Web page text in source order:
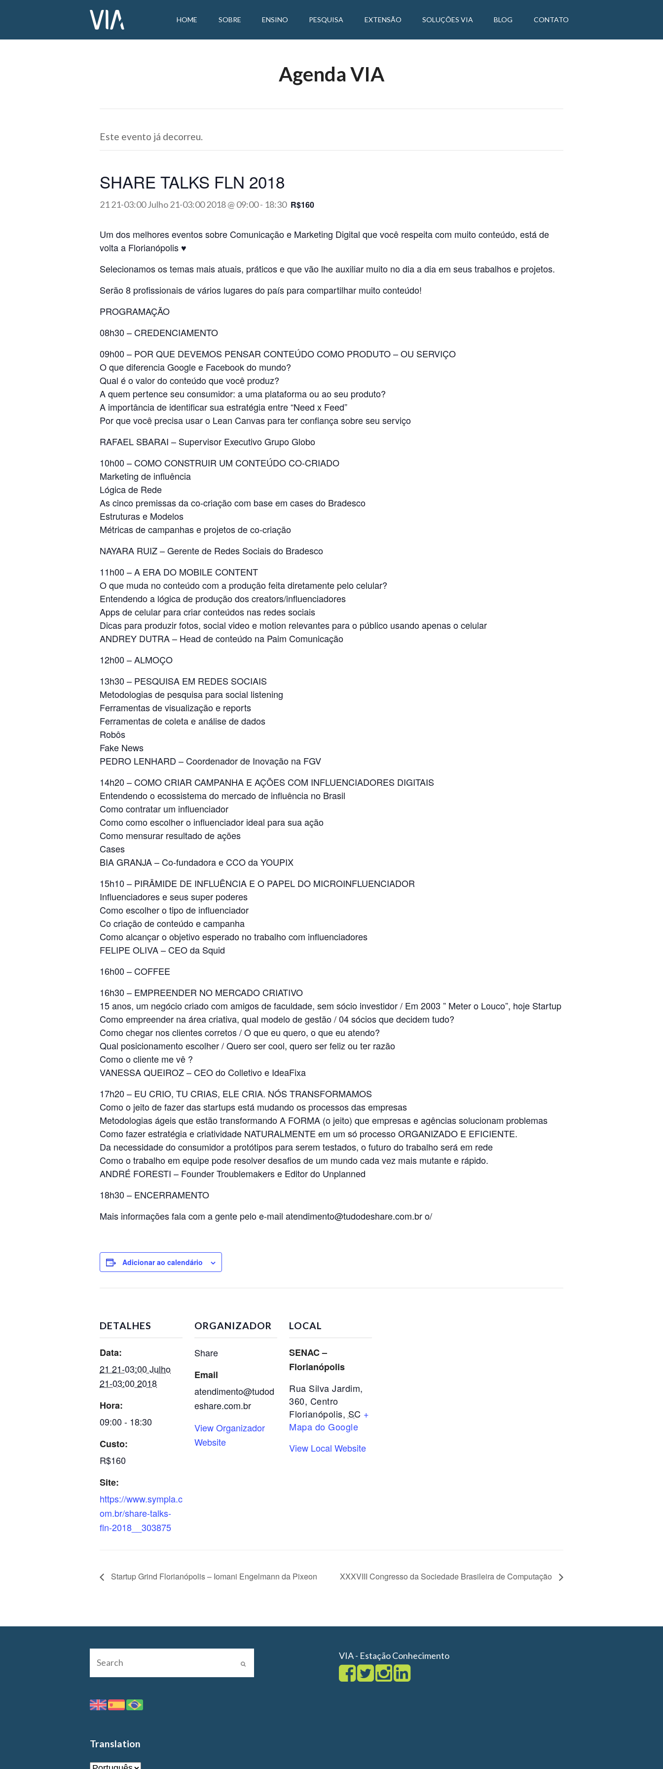
HOME SOBRE ENSINO PESQUISA EXTENSÃO SOLUÇÕES VIA BLOG CONTATO
Agenda VIA
Este evento já decorreu.
SHARE TALKS FLN 2018
21 21-03:00 Julho 21-03:00 2018 @ 09:00- 18:30 R$160
Um dos melhores eventos sobre Comunicação e Marketing Digital que você respeita com muito conteúdo, está de
volta a Florianópolis ♥
Selecionamos os temas mais atuais, práticos e que vão lhe auxiliar muito no dia a dia em seus trabalhos e projetos.
Serão 8 profissionais de vários lugares do país para compartilhar muito conteúdo!
PROGRAMAÇÃO
08h30 – CREDENCIAMENTO
09h00 – POR QUE DEVEMOS PENSAR CONTEÚDO COMO PRODUTO – OU SERVIÇO
O que diferencia Google e Facebook do mundo?
Qual é o valor do conteúdo que você produz?
A quem pertence seu consumidor: a uma plataforma ou ao seu produto?
A importância de identificar sua estratégia entre “Need x Feed”
Por que você precisa usar o Lean Canvas para ter confiança sobre seu serviço
RAFAEL SBARAI – Supervisor Executivo Grupo Globo
10h00 – COMO CONSTRUIR UM CONTEÚDO CO-CRIADO
Marketing de influência
Lógica de Rede
As cinco premissas da co-criação com base em cases do Bradesco
Estruturas e Modelos
Métricas de campanhas e projetos de co-criação
NAYARA RUIZ – Gerente de Redes Sociais do Bradesco
11h00 – A ERA DO MOBILE CONTENT
O que muda no conteúdo com a produção feita diretamente pelo celular?
Entendendo a lógica de produção dos creators/influenciadores
Apps de celular para criar conteúdos nas redes sociais
Dicas para produzir fotos, social video e motion relevantes para o público usando apenas o celular
ANDREY DUTRA – Head de conteúdo na Paim Comunicação
12h00 – ALMOÇO
13h30 – PESQUISA EM REDES SOCIAIS
Metodologias de pesquisa para social listening
Ferramentas de visualização e reports
Ferramentas de coleta e análise de dados
Robôs
Fake News
PEDRO LENHARD – Coordenador de Inovação na FGV
14h20 – COMO CRIAR CAMPANHA E AÇÕES COM INFLUENCIADORES DIGITAIS
Entendendo o ecossistema do mercado de influência no Brasil
Como contratar um influenciador
Como como escolher o influenciador ideal para sua ação
Como mensurar resultado de ações
Cases
BIA GRANJA – Co-fundadora e CCO da YOUPIX
15h10 – PIRÂMIDE DE INFLUÊNCIA E O PAPEL DO MICROINFLUENCIADOR
Influenciadores e seus super poderes
Como escolher o tipo de influenciador
Co criação de conteúdo e campanha
Como alcançar o objetivo esperado no trabalho com influenciadores
FELIPE OLIVA – CEO da Squid
16h00 – COFFEE
16h30 – EMPREENDER NO MERCADO CRIATIVO
15 anos, um negócio criado com amigos de faculdade, sem sócio investidor / Em 2003 ” Meter o Louco”, hoje Startup
Como empreender na área criativa, qual modelo de gestão / 04 sócios que decidem tudo?
Como chegar nos clientes corretos / O que eu quero, o que eu atendo?
Qual posicionamento escolher / Quero ser cool, quero ser feliz ou ter razão
Como o cliente me vê ?
VANESSA QUEIROZ – CEO do Colletivo e IdeaFixa
17h20 – EU CRIO, TU CRIAS, ELE CRIA. NÓS TRANSFORMAMOS
Como o jeito de fazer das startups está mudando os processos das empresas
Metodologias ágeis que estão transformando A FORMA (o jeito) que empresas e agências solucionam problemas
Como fazer estratégia e criatividade NATURALMENTE em um só processo ORGANIZADO E EFICIENTE.
Da necessidade do consumidor a protótipos para serem testados, o futuro do trabalho será em rede
Como o trabalho em equipe pode resolver desafios de um mundo cada vez mais mutante e rápido.
ANDRÉ FORESTI – Founder Troublemakers e Editor do Unplanned
18h30 – ENCERRAMENTO
Mais informações fala com a gente pelo e-mail atendimento@tudodeshare.com.br o/
Adicionar ao calendário
DETALHES
Data:
21 21-03:00 Julho
21-03:00 2018
Hora:
09:00 - 18:30
Custo:
R$160
Site:
https://www.sympla.c
om.br/share-talks-
fln-2018__303875
ORGANIZADOR
Share
Email
atendimento@tudod
eshare.com.br
View Organizador
Website
LOCAL
SENAC –
Florianópolis
Rua Silva Jardim,
360, Centro
Florianópolis, SC +
Mapa do Google
View Local Website
Startup Grind Florianópolis – Iomani Engelmann da Pixeon XXXVIII Congresso da Sociedade Brasileira de Computação
Translation
VIA - Estação Conhecimento